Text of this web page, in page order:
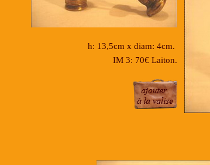
h: 13,5cm x diam: 4cm.
IM 3: 70€ Laiton.